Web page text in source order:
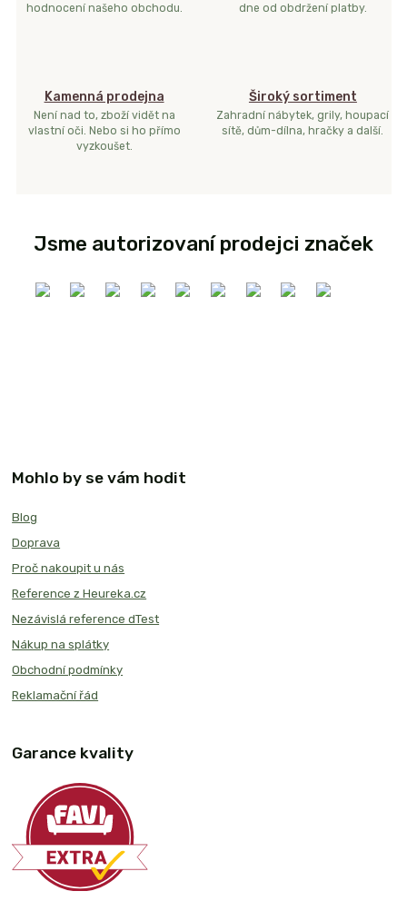
hodnocení našeho obchodu.
dne od obdržení platby.
Kamenná prodejna
Není nad to, zboží vidět na
vlastní oči. Nebo si ho přímo
vyzkoušet.
Široký sortiment
Zahradní nábytek, grily, houpací
sítě, dům-dílna, hračky a další.
Jsme autorizovaní prodejci značek
Mohlo by se vám hodit
Blog
Doprava
Proč nakoupit u nás
Reference z Heureka.cz
Nezávislá reference dTest
Nákup na splátky
Obchodní podmínky
Reklamační řád
Garance kvality